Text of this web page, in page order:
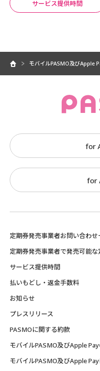
サービス提供時間
モバイルPASMO及びApple
for
for
定期券発売事業者お問い合わせ
定期券発売事業者で発売可能
サービス提供時間
払いもどし・返金手数料
お知らせ
プレスリリース
PASMOに関する約款
モバイルPASMO及びApple
モバイルPASMO及びApple